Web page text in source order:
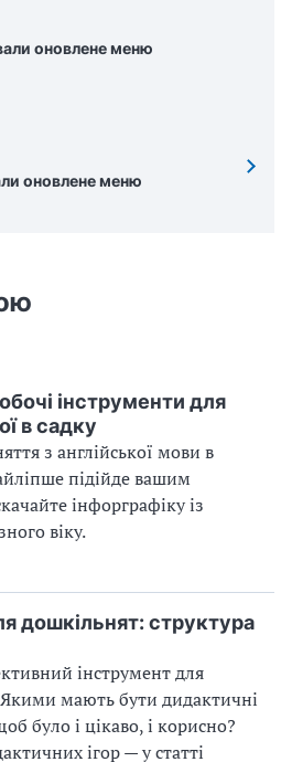
оновлене меню
оновлене меню
інструменти для
в садку
з англійської мови в
підійде вашим
інфорграфіку із
віку.
дошкільнят: структура
інструмент для
мають бути дидактичні
було і цікаво, і корисно?
ігор — у статті